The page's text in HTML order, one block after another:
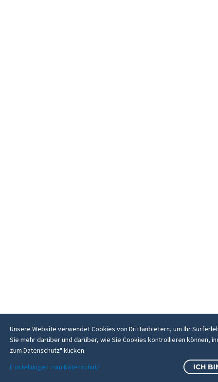
Unsere Website verwendet Cookies von Drittanbietern, um Ihr
Sie mehr darüber und darüber, wie Sie Cookies kontrollieren können,
zum Datenschutz" klicken.
Einstellungen zum Datenschutz
ICH